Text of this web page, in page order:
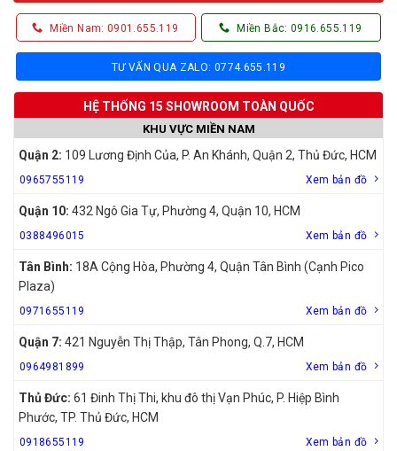
Miền Nam: 0901.655.119 Miền Bắc: 0916.655.119
TƯ VẤN QUA ZALO: 0774.655.119
HỆ THỐNG 15 SHOWROOM TOÀN QUỐC
KHU VỰC MIỀN NAM
Quận 2: 109 Lương Định Của, P. An Khánh, Quận 2, Thủ Đức, HCM
0965755119 Xem bản đồ
Quận 10: 432 Ngô Gia Tự, Phường 4, Quận 10, HCM
0388496015 Xem bản đồ
Tân Bình: 18A Cộng Hòa, Phường 4, Quận Tân Bình (Cạnh Pico
Plaza)
0971655119 Xem bản đồ
Quận 7: 421 Nguyễn Thị Thập, Tân Phong, Q.7, HCM
0964981899 Xem bản đồ
Thủ Đức: 61 Đinh Thị Thi, khu đô thị Vạn Phúc, P. Hiệp Bình
Phước, TP. Thủ Đức, HCM
0918655119 Xem bản đồ